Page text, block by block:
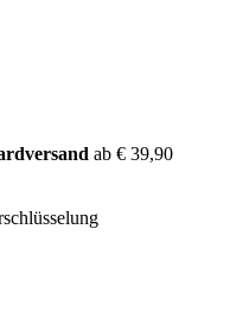
ab € 39,90